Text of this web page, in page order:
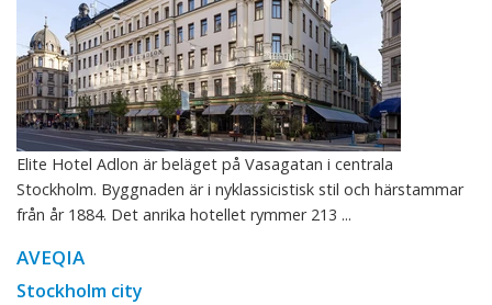
Elite Hotel Adlon är beläget på Vasagatan i centrala
Stockholm. Byggnaden är i nyklassicistisk stil och härstammar
från år 1884. Det anrika hotellet rymmer 213 ...
AVEQIA
Stockholm city